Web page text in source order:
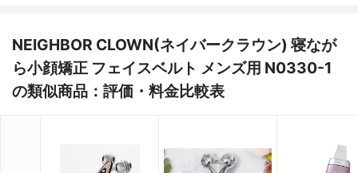
NEIGHBOR CLOWN(ネイバークラウン) 寝なが
ら小顔矯正 フェイスベルト メンズ用 N0330-1
の類似商品：評価・料金比較表